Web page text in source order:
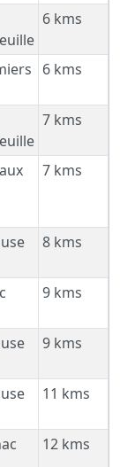
6 kms
6 kms
7 kms
7 kms
8 kms
9 kms
9 kms
11 kms
12 kms